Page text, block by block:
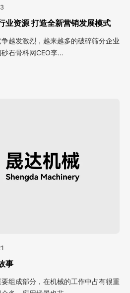
业资源 打造全新营销发展模式
越发激烈，越来越多的破碎筛分企业
石骨料网CEO李…
事
组成部分，在机械的工作中占有很重